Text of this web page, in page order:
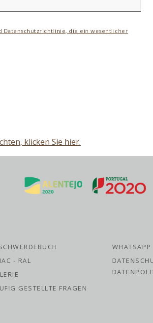
Datenschutzrichtlinie, die ein wesentlicher
klicken Sie hier.
- RAL
GESTELLTE FRAGEN
WHATSAPP